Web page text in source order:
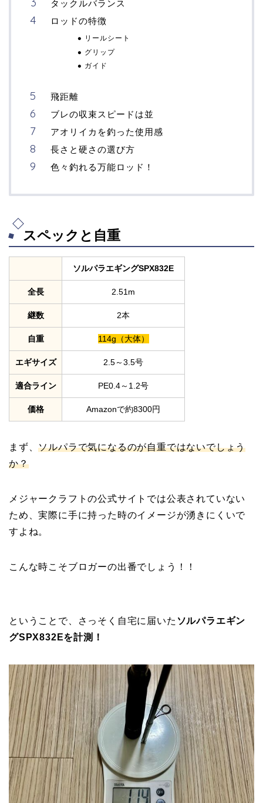
タックルバランス
ロッドの特徴
リールシート
グリップ
ガイド
飛距離
ブレの収束スピードは並
アオリイカを釣った使用感
長さと硬さの選び方
色々釣れる万能ロッド！
スペックと自重
ソルパラエギングSPX832E
全長 2.51m
継数 2本
自重 114g（大体）
エギサイズ 2.5～3.5号
適合ライン PE0.4～1.2号
価格 Amazonで約8300円
まず、ソルパラで気になるのが自重ではないでしょう
か？
メジャークラフトの公式サイトでは公表されていない
ため、実際に手に持った時のイメージが湧きにくいで
すよね。
こんな時こそブロガーの出番でしょう！！
ということで、さっそく自宅に届いた ソルパラエギン
グSPX832Eを計測！